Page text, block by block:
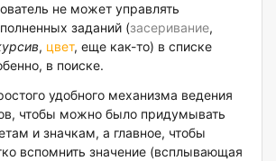
не может управлять
заданий (засеривание,
, цвет, еще как-то) в списке
в поиске.
удобного механизма ведения
чтобы можно было придумывать
и значкам, а главное, чтобы
вспомнить значение (всплывающая